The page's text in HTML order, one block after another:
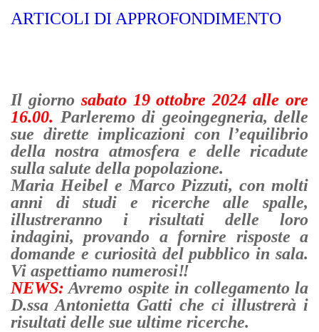
ARTICOLI DI APPROFONDIMENTO
Il giorno sabato 19 ottobre 2024 alle ore
16.00. Parleremo di geoingegneria, delle
sue dirette implicazioni con l’equilibrio
della nostra atmosfera e delle ricadute
sulla salute della popolazione.
Maria Heibel e Marco Pizzuti, con molti
anni di studi e ricerche alle spalle,
illustreranno i risultati delle loro
indagini, provando a fornire risposte a
domande e curiosità del pubblico in sala.
Vi aspettiamo numerosi‼
NEWS: Avremo ospite in collegamento la
D.ssa Antonietta Gatti che ci illustrerà i
risultati delle sue ultime ricerche.